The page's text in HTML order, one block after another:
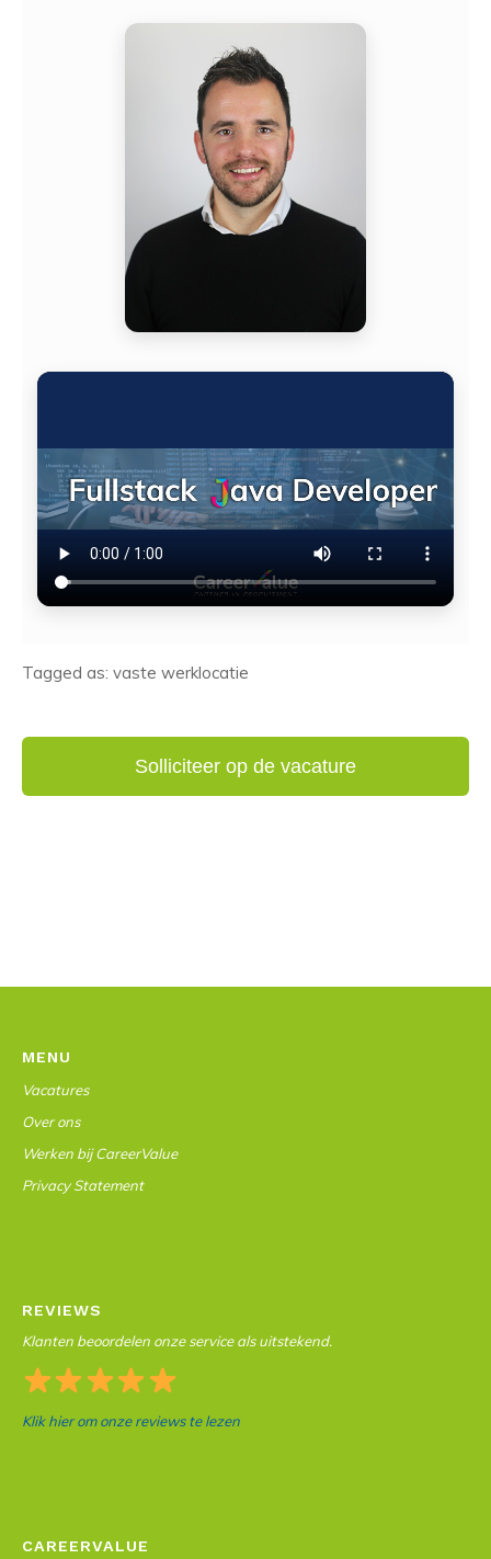
Tagged as: vaste werklocatie
MENU
Vacatures
Over ons
Werken bij CareerValue
Privacy Statement
REVIEWS
Klanten beoordelen onze service als uitstekend.
Klik hier om onze reviews te lezen
CAREERVALUE